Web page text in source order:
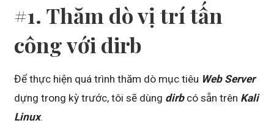
#1. Thăm dò vị trí tấn
công với dirb
Để thực hiện quá trình thăm dò mục tiêu Web Server
dựng trong kỳ trước, tôi sẽ dùng dirbcó sẵn trên Kali
Linux.